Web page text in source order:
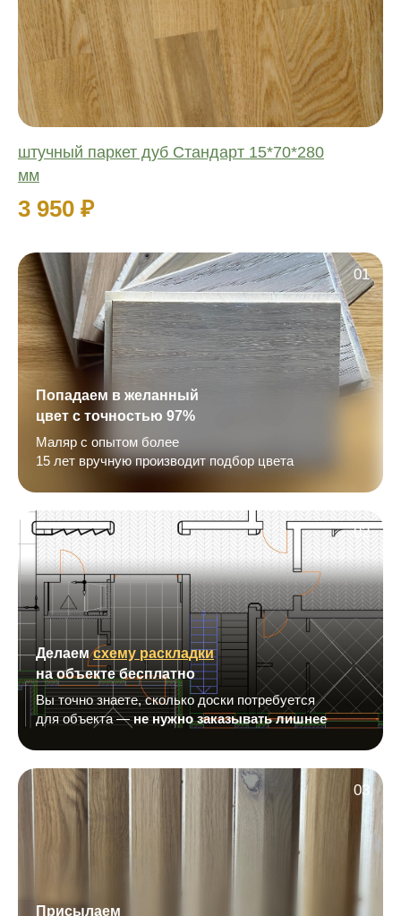
штучный паркет дуб Стандарт 15*70*280
мм
3 950 ₽
Длина:
Ширина:
Толщина:
01
Попадаем в желанный
цвет с точностью 97%
Маляр с опытом более
15 лет вручную производит подбор цвета
02
Делаемсхему раскладки
на объекте бесплатно
Вы точно знаете, сколько доски потребуется
для объекта —не нужно заказывать лишнее
03
Присылаем